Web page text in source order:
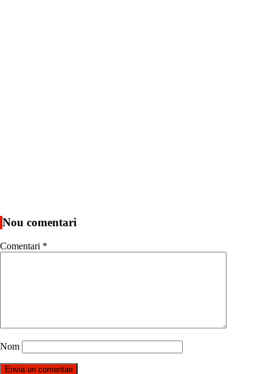
Nou comentari
Comentari *
Nom